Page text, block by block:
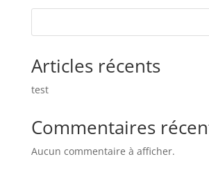
Articles récents
test
Commentaires
Aucun commentaire à afficher.